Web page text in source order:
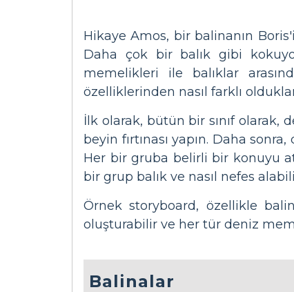
Hikaye Amos, bir balinanın
Daha çok bir balık gibi
memelikleri ile balıklar
özelliklerinden nasıl farklı
İlk olarak, bütün bir sınıf
beyin fırtınası yapın. Daha
Her bir gruba belirli bir konuyu
bir grup balık ve nasıl nefes
Örnek storyboard, özellikle
oluşturabilir ve her tür deniz
Balinalar